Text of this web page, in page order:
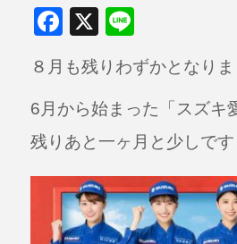
F
a
c
e
b
o
o
k
X Li
n
e
８月も残りわずかとなりま
6月から始まった「スズキ
残りあと一ヶ月と少しです